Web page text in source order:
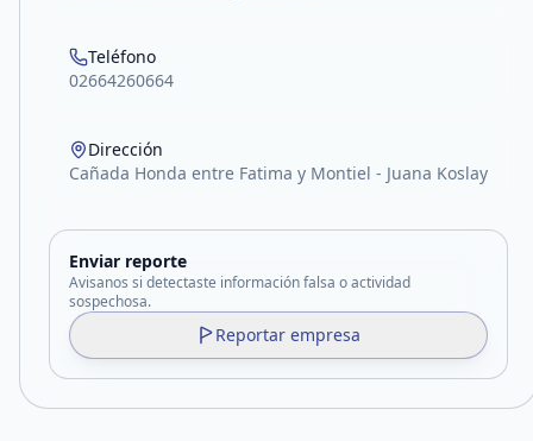
Teléfono
02664260664
Dirección
Cañada Honda entre Fatima y Montiel - Juana Koslay
Enviar reporte
Avisanos si detectaste información falsa o actividad
sospechosa.
Reportar empresa